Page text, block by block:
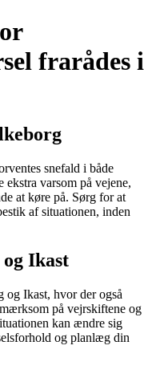
frarådes i
snefald i både
varsom på vejene,
at køre på. Sørg for at
af situationen, inden
Ikast
Ikast, hvor der også
på vejrskiftene og
kan ændre sig
og planlæg din